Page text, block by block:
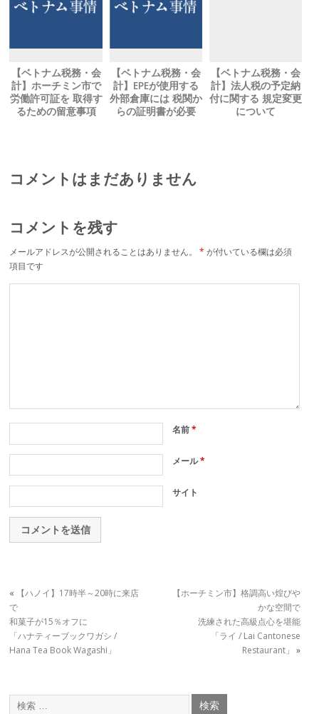
【ベトナム税務・会
計】ホーチミン市で
労働許可証を 取得す
るための留意事項
【ベトナム税務・会
計】EPEが使用する
外部倉庫には 税関か
らの証明書が必要
【ベトナム税務・会
計】法人税の予定納
付に関する 規定変更
について
コメントはまだありません
コメントを残す
メールアドレスが公開されることはありません。 * が付いている欄は必須
項目です
名前*
メール*
サイト
«
【ハノイ】17時半～20時に来店
で
和菓子が15％オフに
「ハナティーブックワガシ /
Hana Tea Book Wagashi」
【ホーチミン市】格調高い煌びや
かな空間で
洗練された高級点心を堪能
「ライ / Lai Cantonese
Restaurant」 »